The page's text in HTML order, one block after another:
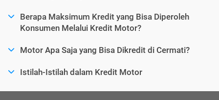
Berapa Maksimum Kredit yang Bisa Diperoleh
Konsumen Melalui Kredit Motor?
Motor Apa Saja yang Bisa Dikredit di Cermati?
Istilah-Istilah dalam Kredit Motor